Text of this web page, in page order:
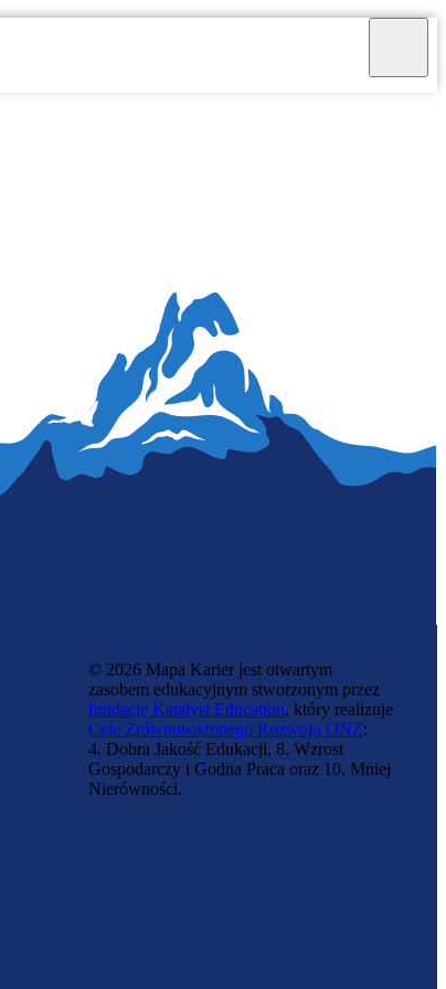
© 2026 Mapa Karier jest otwartym
zasobem edukacyjnym stworzonym przez
fundację Katalyst Education, który realizuje
Cele Zrównoważonego Rozwoju ONZ:
4. Dobra Jakość Edukacji, 8. Wzrost
Gospodarczy i Godna Praca oraz 10. Mniej
Nierówności.